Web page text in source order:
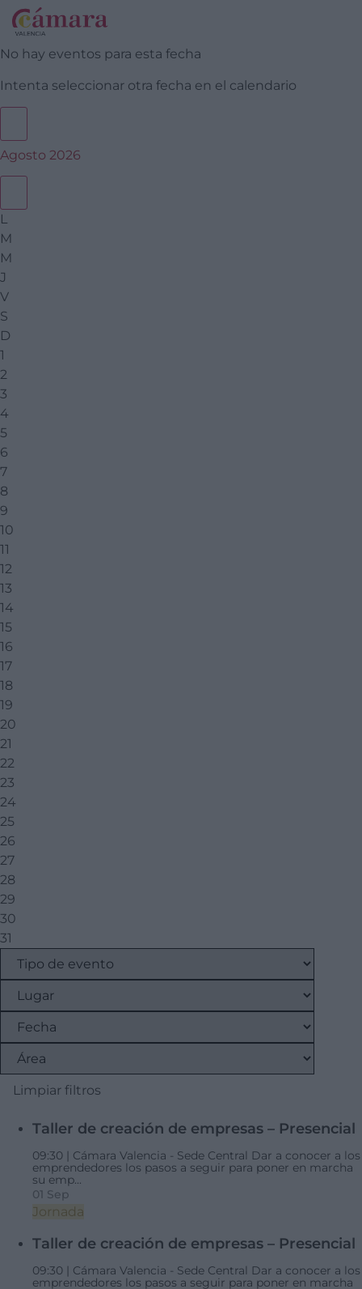
No hay eventos para esta fecha
Intenta seleccionar otra fecha en el calendario
Agosto 2026
L
M
M
J
V
S
D
1
2
3
4
5
6
7
8
9
10
11
12
13
14
15
16
17
18
19
20
21
22
23
24
25
26
27
28
29
30
31
Limpiar filtros
Taller de creación de empresas – Presencial
09:30 | Cámara Valencia - Sede Central Dar a conocer a los
emprendedores los pasos a seguir para poner en marcha
su emp...
01 Sep
Jornada
Taller de creación de empresas – Presencial
09:30 | Cámara Valencia - Sede Central Dar a conocer a los
emprendedores los pasos a seguir para poner en marcha